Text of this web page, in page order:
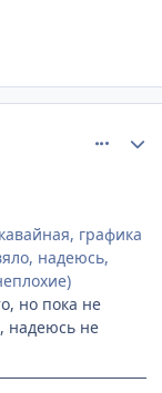
графика
надеюсь,
но пока не
надеюсь не